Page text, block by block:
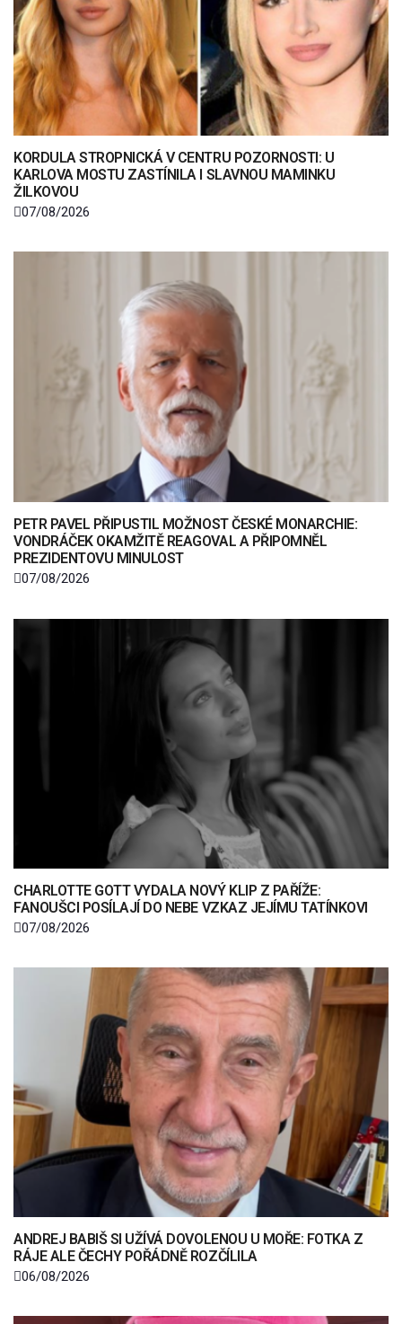
KORDULA STROPNICKÁ V CENTRU POZORNOSTI: U
KARLOVA MOSTU ZASTÍNILA I SLAVNOU MAMINKU
ŽILKOVOU
07/08/2026
PETR PAVEL PŘIPUSTIL MOŽNOST ČESKÉ MONARCHIE:
VONDRÁČEK OKAMŽITĚ REAGOVAL A PŘIPOMNĚL
PREZIDENTOVU MINULOST
07/08/2026
CHARLOTTE GOTT VYDALA NOVÝ KLIP Z PAŘÍŽE:
FANOUŠCI POSÍLAJÍ DO NEBE VZKAZ JEJÍMU TATÍNKOVI
07/08/2026
ANDREJ BABIŠ SI UŽÍVÁ DOVOLENOU U MOŘE: FOTKA Z
RÁJE ALE ČECHY POŘÁDNĚ ROZČÍLILA
06/08/2026